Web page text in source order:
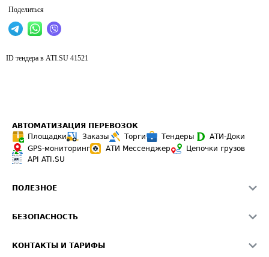
Поделиться
ID тендера в ATI.SU 41521
АВТОМАТИЗАЦИЯ ПЕРЕВОЗОК
Площадки
Заказы Торги Тендеры
АТИ-Доки
GPS-мониторинг
АТИ Мессенджер
Цепочки грузов
API ATI.SU
ПОЛЕЗНОЕ
Звезды ATI.SU на вашем сайте
БЕЗОПАСНОСТЬ
КОНТАКТЫ И ТАРИФЫ